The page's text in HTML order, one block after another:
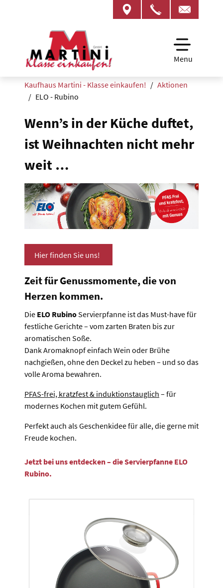
Menu
Kaufhaus Martini - Klasse einkaufen!
Aktionen
ELO - Rubino
Wenn’s in der Küche duftet,
ist Weihnachten nicht mehr
weit …
Hier finden Sie uns!
Zeit für Genussmomente, die von
Herzen kommen.
Die ELO RubinoServierpfanne ist das Must-have für
festliche Gerichte – vom zarten Braten bis zur
aromatischen Soße.
Dank Aromaknopf einfach Wein oder Brühe
nachgießen, ohne den Deckel zu heben – und so das
volle Aroma bewahren.
PFAS-frei, kratzfest & induktionstauglich – für
modernes Kochen mit gutem Gefühl.
Perfekt auch als Geschenkidee für alle, die gerne mit
Freude kochen.
Jetzt bei uns entdecken – die Servierpfanne ELO
Rubino.